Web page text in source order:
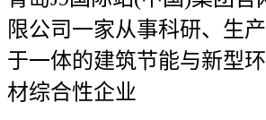
限公司一家从事科研、生
于一体的建筑节能与新型
材综合性企业